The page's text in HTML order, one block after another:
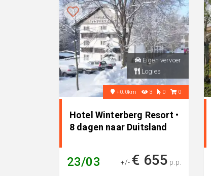
Eigen vervoer
Logies
+0.0km 3 0 0
Hotel Winterberg Resort •
8 dagen naar Duitsland
23/03 +/- € 655 p.p.